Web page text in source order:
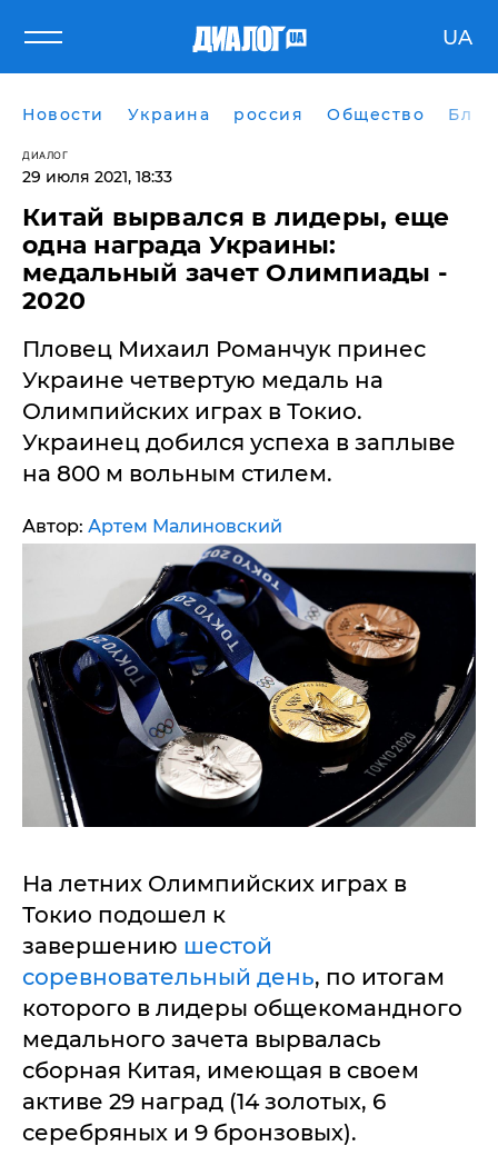
UA
Новости Украина россия Общество
ДИАЛОГ
29 июля 2021, 18:33
Китай вырвался в лидеры, еще
одна награда Украины:
медальный зачет Олимпиады -
2020
Пловец Михаил Романчук принес
Украине четвертую медаль на
Олимпийских играх в Токио.
Украинец добился успеха в заплыве
на 800 м вольным стилем.
Автор: Артем Малиновский
На летних Олимпийских играх в
Токио подошел к
завершению шестой
соревновательный день, по итогам
которого в лидеры общекомандного
медального зачета вырвалась
сборная Китая, имеющая в своем
активе 29 наград (14 золотых, 6
серебряных и 9 бронзовых).